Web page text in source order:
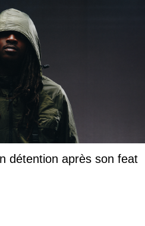
détention après son feat